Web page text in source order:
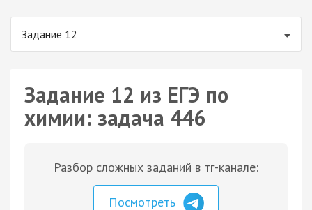
Задание 12
Задание 12 из ЕГЭ по
химии: задача 446
Разбор сложных заданий в тг-канале:
Посмотреть